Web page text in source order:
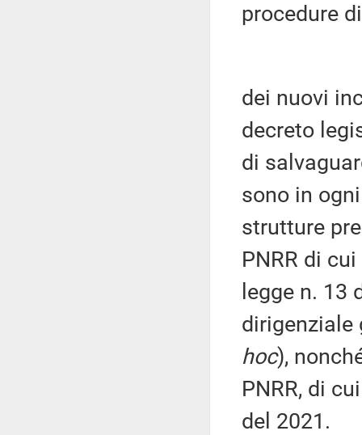
procedure
dei nuovi
decreto
di
sono in
strutture
PNRR di
legge n. 13
dirigenziale
hoc),
PNRR, di
del 2021.